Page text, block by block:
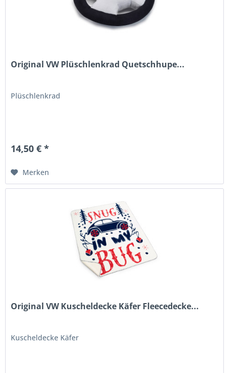
Original VW Plüschlenkrad Quetschhupe...
Plüschlenkrad
14,50 € *
Merken
Original VW Kuscheldecke Käfer Fleecedecke...
Kuscheldecke Käfer